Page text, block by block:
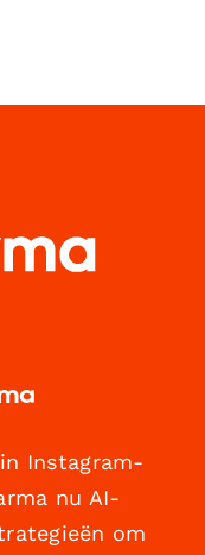
Instagram-
nu AI-
om